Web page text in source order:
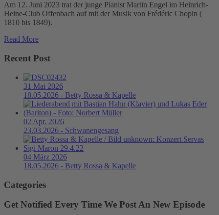
Am 12. Juni 2023 trat der junge Pianist Martin Engel im Heinrich-
Heine-Club Offenbach auf mit der Musik von Frédéric Chopin (
1810 bis 1849).
Read More
Recent Post
31 Mai 2026
18.05.2026 - Betty Rossa & Kapelle
02 Apr. 2026
23.03.2026 - Schwanengesang
04 März 2026
18.05.2026 - Betty Rossa & Kapelle
Categories
Get Notified Every Time We Post An New Episode